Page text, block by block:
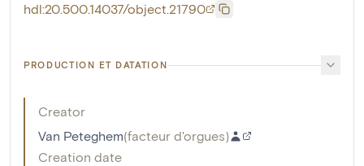
hdl:20.500.14037/object.21790
PRODUCTION ET DATATION
Creator
Van Peteghem(facteur d'orgues)
Creation date